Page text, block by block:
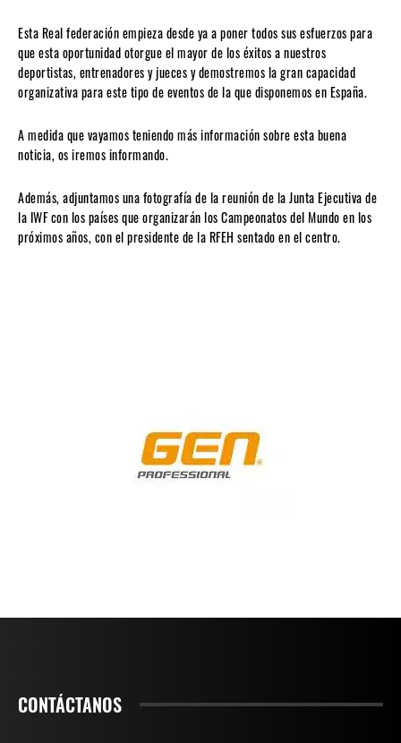
Esta Real federación empieza desde ya a poner todos sus esfuerzos para
que esta oportunidad otorgue el mayor de los éxitos a nuestros
deportistas, entrenadores y jueces y demostremos la gran capacidad
organizativa para este tipo de eventos de la que disponemos en España.
A medida que vayamos teniendo más información sobre esta buena
noticia, os iremos informando.
Además, adjuntamos una fotografía de la reunión de la Junta Ejecutiva de
la IWF con los países que organizarán los Campeonatos del Mundo en los
próximos años, con el presidente de la RFEH sentado en el centro.
CONTÁCTANOS